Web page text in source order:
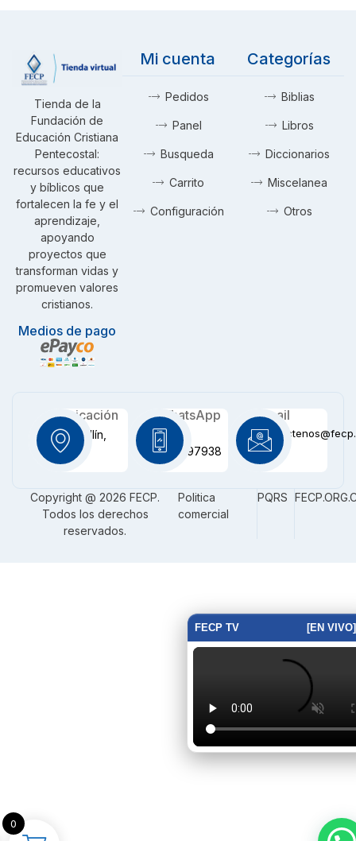
FECP TV [EN VIVO]
Tienda de la
Fundación de
Educación Cristiana
Pentecostal:
recursos educativos
y bíblicos que
fortalecen la fe y el
aprendizaje,
apoyando
proyectos que
transforman vidas y
promueven valores
cristianos.
Medios de pago
Mi cuenta
Pedidos
Panel
Busqueda
Carrito
Configuración
Categorías
Biblias
Libros
Diccionarios
Miscelanea
Otros
Ubicación
Medellín,
CO
WhatsApp
+57
3116097938
Email
Copyright @ 2026 FECP.
Todos los derechos
reservados.
Politica
comercial
PQRS
0